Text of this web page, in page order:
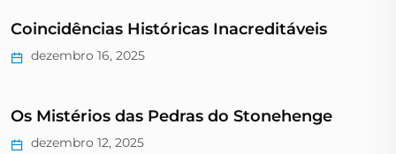
Coincidências Históricas Inacreditáveis
dezembro 16, 2025
Os Mistérios das Pedras do Stonehenge
dezembro 12, 2025